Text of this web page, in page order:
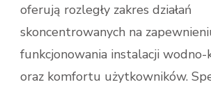
oferują rozległy zakres działań
skoncentrowanych na
funkcjonowania instalacji wodno-
oraz komfortu użytkowników.